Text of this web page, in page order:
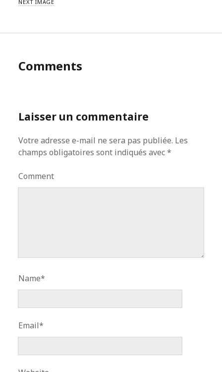
NEXT IMAGE
Comments
Laisser un commentaire
Votre adresse e-mail ne sera pas publiée. Les
champs obligatoires sont indiqués avec*
Comment
Name*
Email*